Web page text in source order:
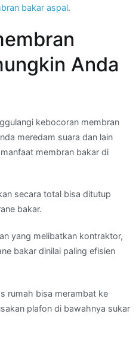
bakar aspal.
Anda
kebocoran membran
meredam suara dan lain
membran bakar di
secara total bisa ditutup
bakar.
yang melibatkan kontraktor,
bakar dinilai paling efisien
rumah bisa merambat ke
plafon di bawahnya sukar